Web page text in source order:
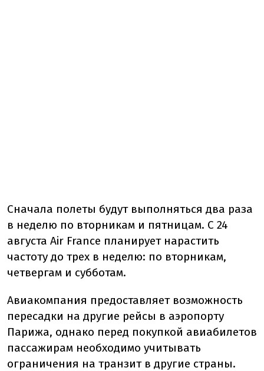
Сначала полеты будут выполняться два раза
в неделю по вторникам и пятницам. С 24
августа Air France планирует нарастить
частоту до трех в неделю: по вторникам,
четвергам и субботам.
Авиакомпания предоставляет возможность
пересадки на другие рейсы в аэропорту
Парижа, однако перед покупкой авиабилетов
пассажирам необходимо учитывать
ограничения на транзит в другие страны.